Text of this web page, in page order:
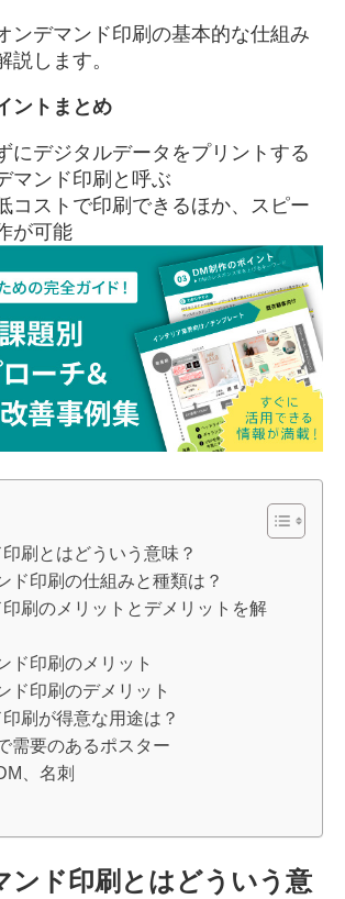
ンデマンド印刷の基本的な仕組み
説します。
ントまとめ
にデジタルデータをプリントする
マンド印刷と呼ぶ
コストで印刷できるほか、スピー
が可能
刷とはどういう意味？
ド印刷の仕組みと種類は？
刷のメリットとデメリットを解
ド印刷のメリット
ド印刷のデメリット
刷が得意な用途は？
需要のあるポスター
、名刺
ンド印刷とはどういう意